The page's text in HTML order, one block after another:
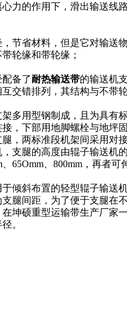
力的作用下，滑出输送线
节省材料，但是它对输送
轮缘和带轮缘；
备了耐热输送带的输送机
交错排列，其结构与不带
多用型钢制成，且为具有
，下部用地脚螺栓与地坪
，两标准段机架间采用对
支腿的高度由辊子输送机
65Omm 800mm ，再者可
倾斜布置的轻型辊子输送
腿间距，为了便于支腿在
在坤硕重型运输带生产厂家
。